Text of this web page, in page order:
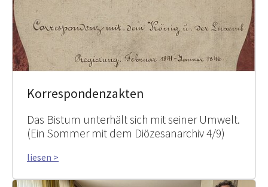
Korrespondenzakten
Das Bistum unterhält sich mit seiner Umwelt.
(Ein Sommer mit dem Diözesanarchiv 4/9)
liesen >